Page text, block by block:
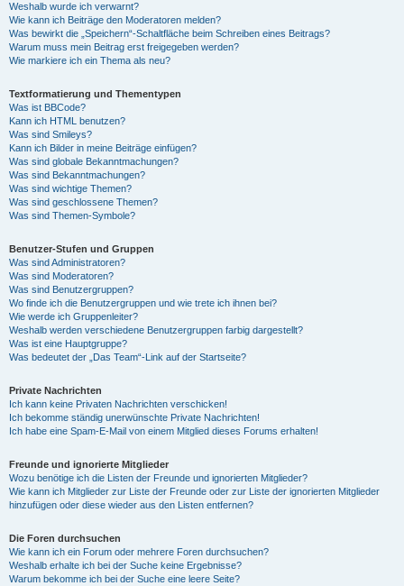
Weshalb wurde ich verwarnt?
Wie kann ich Beiträge den Moderatoren melden?
Was bewirkt die „Speichern“-Schaltfläche beim Schreiben eines Beitrags?
Warum muss mein Beitrag erst freigegeben werden?
Wie markiere ich ein Thema als neu?
Textformatierung und Thementypen
Was ist BBCode?
Kann ich HTML benutzen?
Was sind Smileys?
Kann ich Bilder in meine Beiträge einfügen?
Was sind globale Bekanntmachungen?
Was sind Bekanntmachungen?
Was sind wichtige Themen?
Was sind geschlossene Themen?
Was sind Themen-Symbole?
Benutzer-Stufen und Gruppen
Was sind Administratoren?
Was sind Moderatoren?
Was sind Benutzergruppen?
Wo finde ich die Benutzergruppen und wie trete ich ihnen bei?
Wie werde ich Gruppenleiter?
Weshalb werden verschiedene Benutzergruppen farbig dargestellt?
Was ist eine Hauptgruppe?
Was bedeutet der „Das Team“-Link auf der Startseite?
Private Nachrichten
Ich kann keine Privaten Nachrichten verschicken!
Ich bekomme ständig unerwünschte Private Nachrichten!
Ich habe eine Spam-E-Mail von einem Mitglied dieses Forums erhalten!
Freunde und ignorierte Mitglieder
Wozu benötige ich die Listen der Freunde und ignorierten Mitglieder?
Wie kann ich Mitglieder zur Liste der Freunde oder zur Liste der ignorierten Mitglieder
hinzufügen oder diese wieder aus den Listen entfernen?
Die Foren durchsuchen
Wie kann ich ein Forum oder mehrere Foren durchsuchen?
Weshalb erhalte ich bei der Suche keine Ergebnisse?
Warum bekomme ich bei der Suche eine leere Seite?